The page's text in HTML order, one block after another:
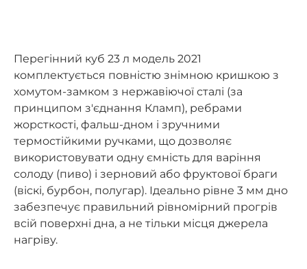
Перегінний куб 23 л модель 2021
комплектується повністю знімною кришкою з
хомутом-замком з нержавіючої сталі (за
принципом з'єднання Кламп), ребрами
жорсткості, фальш-дном і зручними
термостійкими ручками, що дозволяє
використовувати одну ємність для варіння
солоду (пиво) і зерновий або фруктової браги
(віскі, бурбон, полугар). Ідеально рівне 3 мм дно
забезпечує правильний рівномірний прогрів
всій поверхні дна, а не тільки місця джерела
нагріву.